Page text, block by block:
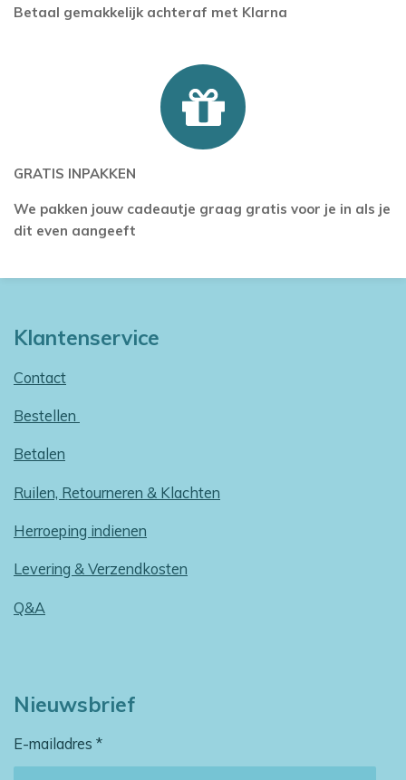
Betaal gemakkelijk achteraf met Klarna
GRATIS INPAKKEN
We pakken jouw cadeautje graag gratis voor je in als je
dit even aangeeft
Klantenservice
Contact
Bestellen
Betalen
Ruilen, Retourneren & Klachten
Herroeping indienen
Levering & Verzendkosten
Q&A
Nieuwsbrief
E-mailadres *